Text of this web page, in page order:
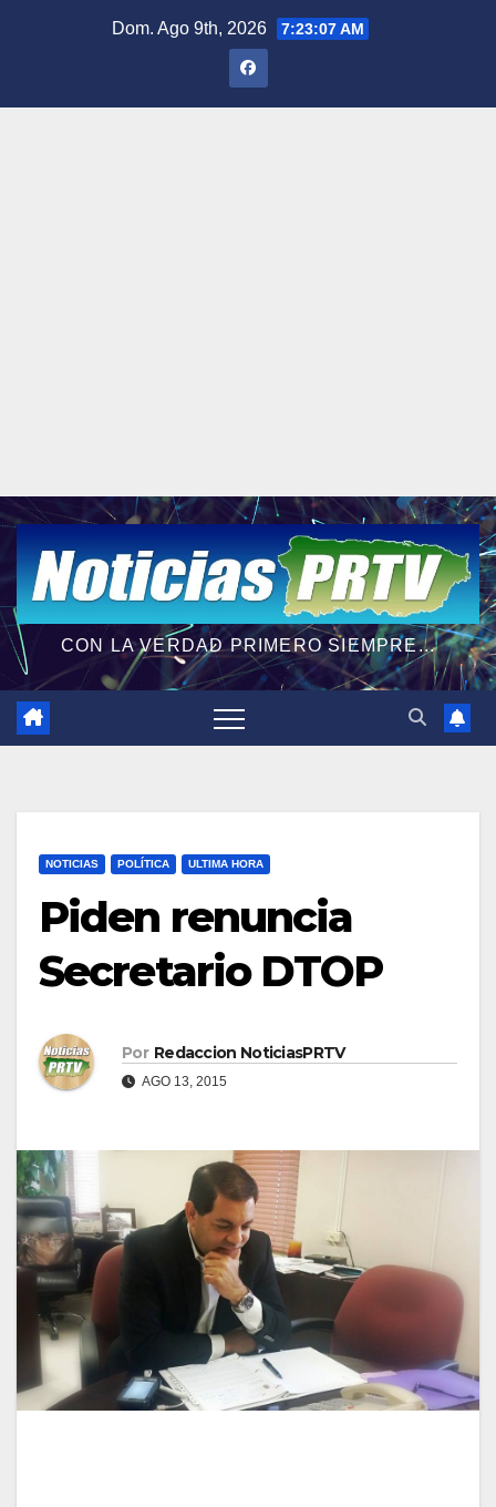
Dom. Ago 9th, 2026 7:23:08 AM
CON LA VERDAD PRIMERO SIEMPRE...
NOTICIAS POLÍTICA ULTIMA HORA
Piden renuncia
Secretario DTOP
Por Redaccion NoticiasPRTV
AGO 13, 2015